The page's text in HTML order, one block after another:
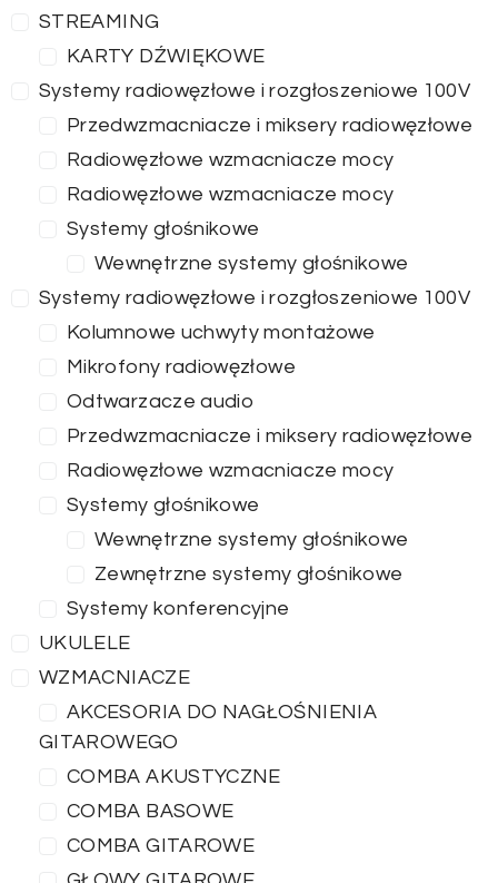
STREAMING
KARTY DŹWIĘKOWE
Systemy radiowęzłowe i rozgłoszeniowe 100V
Przedwzmacniacze i miksery radiowęzłowe
Radiowęzłowe wzmacniacze mocy
Radiowęzłowe wzmacniacze mocy
Systemy głośnikowe
Wewnętrzne systemy głośnikowe
Systemy radiowęzłowe i rozgłoszeniowe 100V
Kolumnowe uchwyty montażowe
Mikrofony radiowęzłowe
Odtwarzacze audio
Przedwzmacniacze i miksery radiowęzłowe
Radiowęzłowe wzmacniacze mocy
Systemy głośnikowe
Wewnętrzne systemy głośnikowe
Zewnętrzne systemy głośnikowe
Systemy konferencyjne
UKULELE
WZMACNIACZE
AKCESORIA DO NAGŁOŚNIENIA
GITAROWEGO
COMBA AKUSTYCZNE
COMBA BASOWE
COMBA GITAROWE